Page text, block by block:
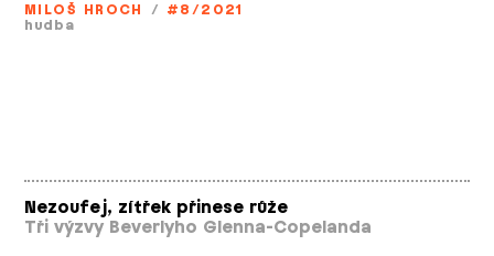
MILOŠ HROCH / #8/2021
hudba
Nezoufej, zítřek přinese růže
Tři výzvy Beverlyho Glenna­-Copelanda